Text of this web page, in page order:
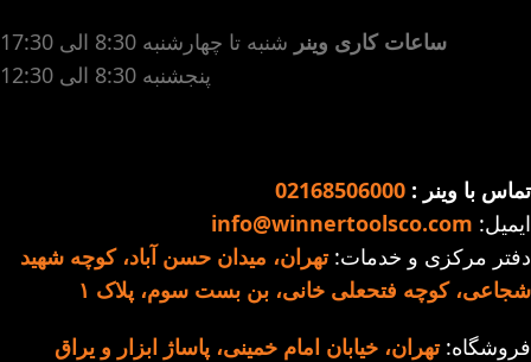
ساعات کاری وینر شنبه تا چهارشنبه 8:30 الی 17:30
پنجشنبه 8:30 الی 12:30
تماس با وینر : 02168506000
ایمیل: info@winnertoolsco.com
دفتر مرکزی و خدمات: تهران، میدان حسن آباد، کوچه شهید
شجاعی، کوچه فتحعلی خانی، بن بست سوم، پلاک ۱
فروشگاه: تهران، خیابان امام خمینی، پاساژ ابزار و یراق